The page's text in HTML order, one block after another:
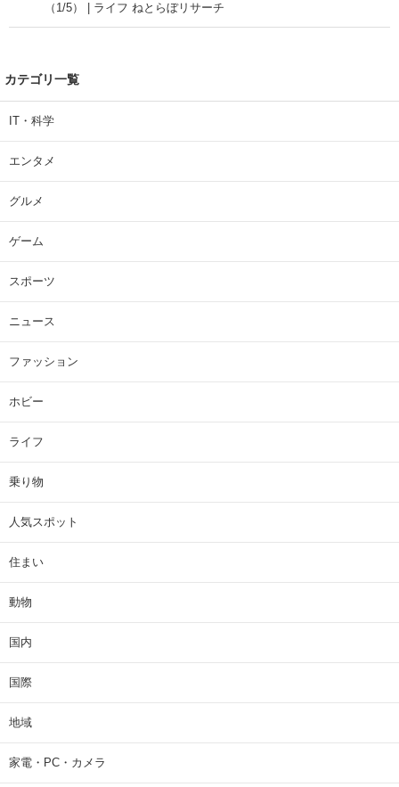
（1/5） | ライフ ねとらぼリサーチ
カテゴリ一覧
IT・科学
エンタメ
グルメ
ゲーム
スポーツ
ニュース
ファッション
ホビー
ライフ
乗り物
人気スポット
住まい
動物
国内
国際
地域
家電・PC・カメラ